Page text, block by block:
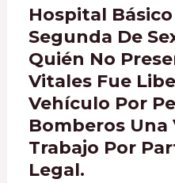
Hospital Básico
Segunda De
Quién No
Vitales Fue
Vehículo Por
Bomberos Una
Trabajo Por
Legal.